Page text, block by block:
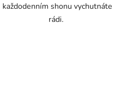
každodenním shonu vychutnáte
rádi.